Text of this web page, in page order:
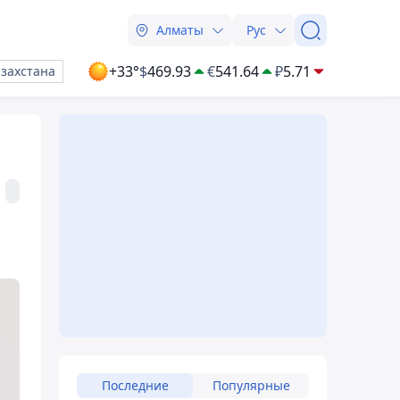
Алматы Рус
+33°$469.93 €541.64 ₽5.71
Последние Популярные